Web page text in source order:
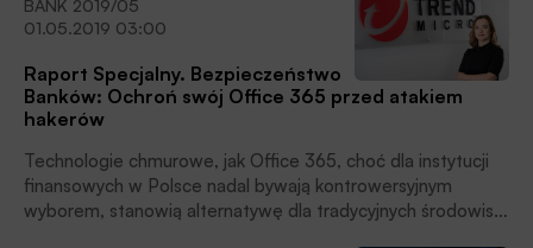
telefoniczne, umożliwiają także dostęp do internetu.
Relację tę znakomicie uwidacznia rozwój łączności
sieciowej w kierunku technologii mobilnej piątej generacji
(5G).
BANK 2019/05
01.05.2019 03:00
Raport Specjalny. Bezpieczeństwo
Banków: Ochroń swój Office 365 przed atakiem
hakerów
Technologie chmurowe, jak Office 365, choć dla instytucji
finansowych w Polsce nadal bywają kontrowersyjnym
wyborem, stanowią alternatywę dla tradycyjnych środowisk